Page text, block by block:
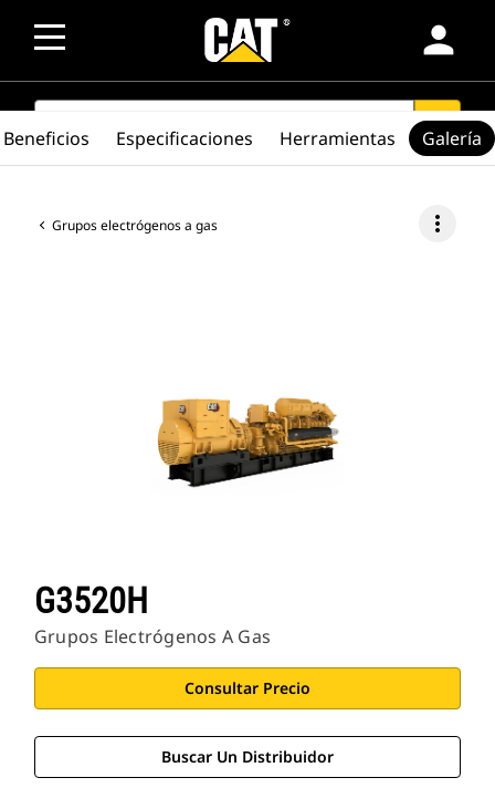
person
SEARCH search
Grupos electrógenos a gas more_vert
G3520H
Grupos Electrógenos A Gas
Consultar Precio
Buscar Un Distribuidor
Beneficios Especificaciones Herramientas Galería